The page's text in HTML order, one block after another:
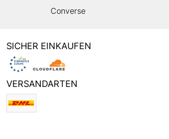
Converse
SICHER EINKAUFEN
VERSANDARTEN